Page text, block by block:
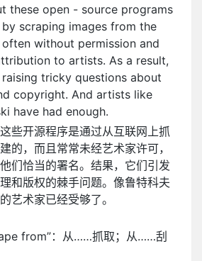
these open - source programs
scraping images from the
often without permission and
to artists. As a result,
tricky questions about
copyright. And artists like
have had enough.
些开源程序是通过从互联网上抓
的，而且常常未经艺术家许可，
们恰当的署名。结果，它们引发
和版权的棘手问题。像鲁特科夫
艺术家已经受够了。
from”：从……抓取；从……刮